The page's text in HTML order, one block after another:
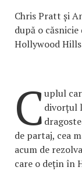
Chris Pratt și
după o
Hollywood
Cuplul
divorțul
de partaj, cea
acum de
care o dețin în